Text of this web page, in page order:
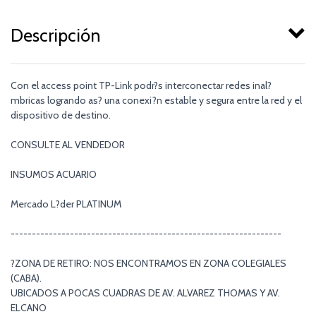
Descripción
Con el access point TP-Link podr?s interconectar redes inal?
mbricas logrando as? una conexi?n estable y segura entre la red y el
dispositivo de destino.
CONSULTE AL VENDEDOR
INSUMOS ACUARIO
Mercado L?der PLATINUM
----------------------------------------------------------------
?ZONA DE RETIRO: NOS ENCONTRAMOS EN ZONA COLEGIALES
(CABA).
UBICADOS A POCAS CUADRAS DE AV. ALVAREZ THOMAS Y AV.
ELCANO